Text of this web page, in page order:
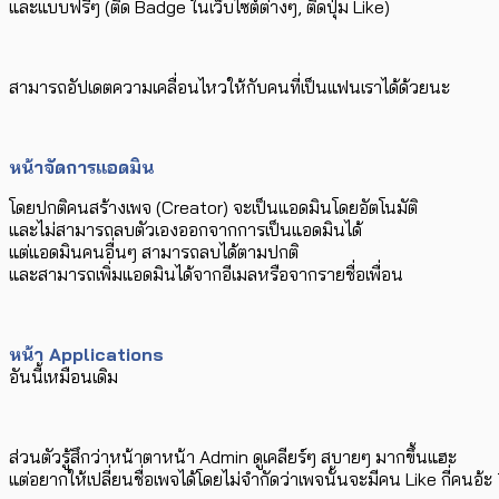
และแบบฟรีๆ (ติด Badge ในเว็บไซต์ต่างๆ, ติดปุ่ม Like)
สามารถอัปเดตความเคลื่อนไหวให้กับคนที่เป็นแฟนเราได้ด้วยนะ
หน้าจัดการแอดมิน
โดยปกติคนสร้างเพจ (Creator) จะเป็นแอดมินโดยอัตโนมัติ
และไม่สามารถลบตัวเองออกจากการเป็นแอดมินได้
แต่แอดมินคนอื่นๆ สามารถลบได้ตามปกติ
และสามารถเพิ่มแอดมินได้จากอีเมลหรือจากรายชื่อเพื่อน
หน้า Applications
อันนี้เหมือนเดิม
ส่วนตัวรู้สึกว่าหน้าตาหน้า Admin ดูเคลียร์ๆ สบายๆ มากขึ้นแฮะ
แต่อยากให้เปลี่ยนชื่อเพจได้โดยไม่จำกัดว่าเพจนั้นจะมีคน Like กี่คนอ้ะ